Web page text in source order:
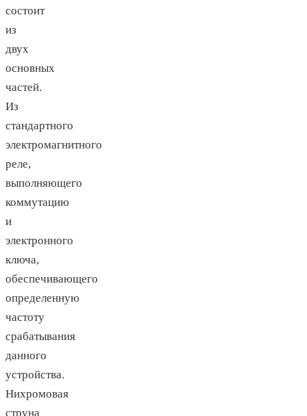
состоит
из
двух
основных
частей.
Из
стандартного
электромагнитного
реле,
выполняющего
коммутацию
и
электронного
ключа,
обеспечивающего
определенную
частоту
срабатывания
данного
устройства.
Нихромовая
струна